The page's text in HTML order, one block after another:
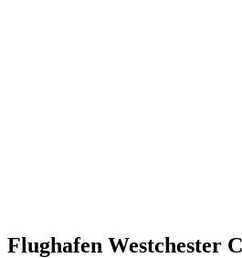
Flughafen Westchester